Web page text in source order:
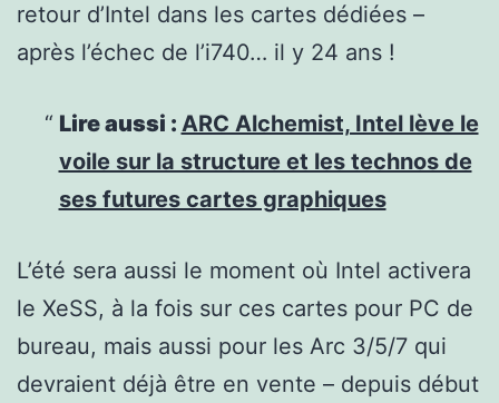
retour d’Intel dans les cartes dédiées –
après l’échec de l’i740… il y 24 ans !
Lire aussi : ARC Alchemist, Intel lève le
voile sur la structure et les technos de
ses futures cartes graphiques
L’été sera aussi le moment où Intel activera
le XeSS, à la fois sur ces cartes pour PC de
bureau, mais aussi pour les Arc 3/5/7 qui
devraient déjà être en vente – depuis début